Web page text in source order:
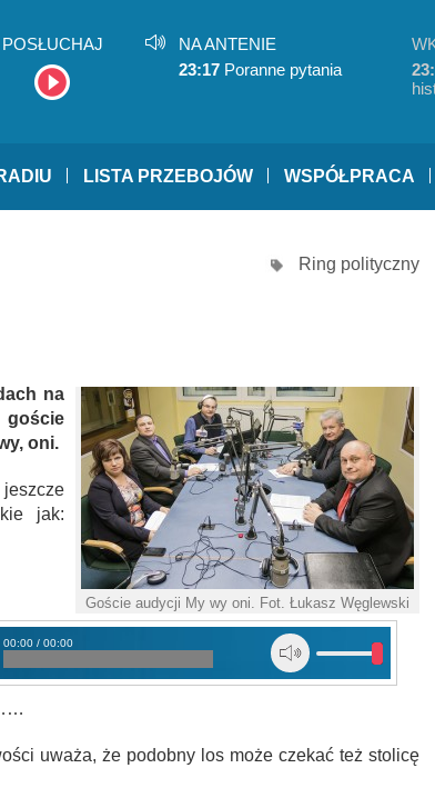
POSŁUCHAJ
NA ANTENIE
23:17 Poranne pytania
LISTA PRZEBOJÓW WSPÓŁPRACA
Ring polityczny
Goście audycji My wy oni. Fot. Łukasz Węglewski
na
oni.
jak:
00:00 / 00:00
uważa, że podobny los może czekać też stolicę